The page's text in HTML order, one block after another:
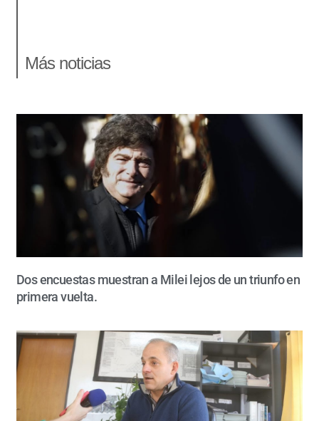
Más noticias
Dos encuestas muestran a Milei lejos de un triunfo en
primera vuelta.